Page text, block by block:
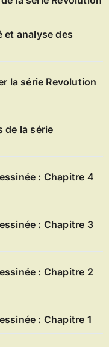
et analyse des
la série Revolution
de la série
: Chapitre 4
: Chapitre 3
: Chapitre 2
: Chapitre 1